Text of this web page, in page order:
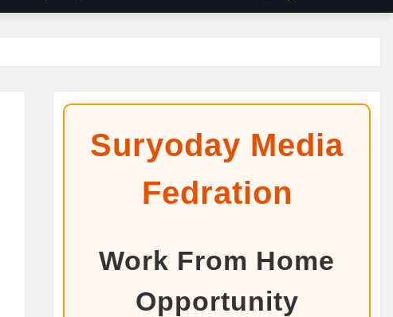
Suryoday Media
Fedration
Work From Home
Opportunity